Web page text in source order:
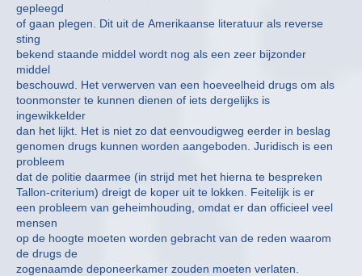
gepleegd
of gaan plegen. Dit uit de Amerikaanse literatuur als reverse
sting
bekend staande middel wordt nog als een zeer bijzonder
middel
beschouwd. Het verwerven van een hoeveelheid drugs om als
toonmonster te kunnen dienen of iets dergelijks is
ingewikkelder
dan het lijkt. Het is niet zo dat eenvoudigweg eerder in beslag
genomen drugs kunnen worden aangeboden. Juridisch is een
probleem
dat de politie daarmee (in strijd met het hierna te bespreken
Tallon-criterium) dreigt de koper uit te lokken. Feitelijk is er
een probleem van geheimhouding, omdat er dan officieel veel
mensen
op de hoogte moeten worden gebracht van de reden waarom
de drugs de
zogenaamde deponeerkamer zouden moeten verlaten.